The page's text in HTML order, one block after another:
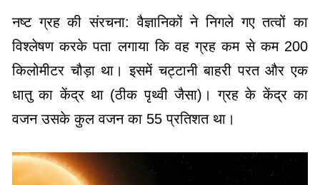
नष्ट ग्रह की संरचना: वैज्ञानिकों ने निगले गए तत्वों का
विश्लेषण करके पता लगाया कि वह ग्रह कम से कम 200
किलोमीटर चौड़ा था। इसमें चट्टानी बाहरी परत और एक
धातु का केंद्र था (ठीक पृथ्वी जैसा)। ग्रह के केंद्र का
वजन उसके कुल वजन का 55 प्रतिशत था।